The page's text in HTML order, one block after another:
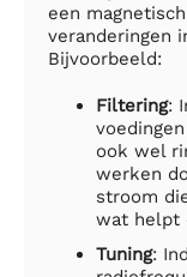
een
veranderingen
Bijvoorbeeld:
Filtering:
ook wel
werken
stroom
wat helpt
Tuning: